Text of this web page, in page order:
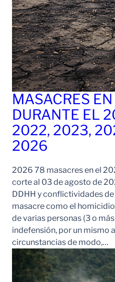
MASACRES
DURANTE EL
2022, 2023,
2026
2026 78 masacres en el
corte al 03 de agosto de
DDHH y conflictividades
masacre como el
de varias personas (3 o
indefensión, por un mismo
circunstancias de modo,…